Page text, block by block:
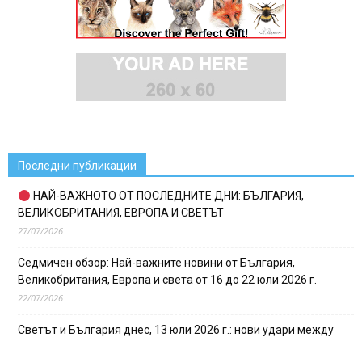
Последни публикации
НАЙ-ВАЖНОТО ОТ ПОСЛЕДНИТЕ ДНИ: БЪЛГАРИЯ,
ВЕЛИКОБРИТАНИЯ, ЕВРОПА И СВЕТЪТ
27/07/2026
Седмичен обзор: Най-важните новини от България,
Великобритания, Европа и света от 16 до 22 юли 2026 г.
22/07/2026
Светът и България днес, 13 юли 2026 г.: нови удари между